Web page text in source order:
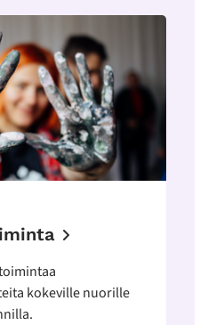
kokeville nuorille